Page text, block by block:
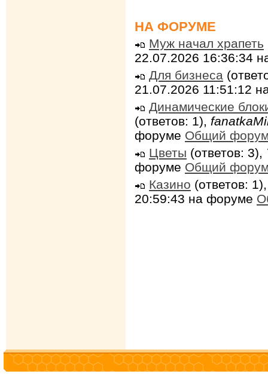
НА ФОРУМЕ
Муж начал храпеть
22.07.2026 16:36:34
Для бизнеса
21.07.2026 11:51:12
Динамические
(ответов: 1),
форуме Общий
Цветы (ответов: 3),
форуме Общий
Казино (ответов:
20:59:43 на форуме